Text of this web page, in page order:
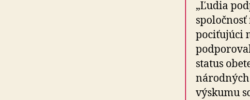
„Ľudia
spoločnosť
pociťujúci
status
národných
výskumu